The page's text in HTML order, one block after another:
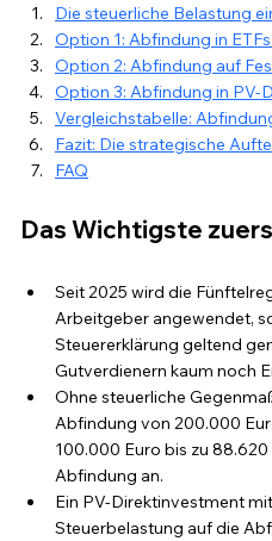
Die steuerliche Belastung
Option 1: Abfindung in
Option 2: Abfindung auf
Option 3: Abfindung in PV-
Vergleichstabelle:
Fazit: Die strategische
FAQ
Das Wichtigste
Seit 2025 wird die
Arbeitgeber angewendet,
Steuererklärung geltend
Gutverdienern kaum noch
Ohne steuerliche
Abfindung von 200.000
100.000 Euro bis zu
Abfindung an.
Ein PV-Direktinvestment
Steuerbelastung auf die